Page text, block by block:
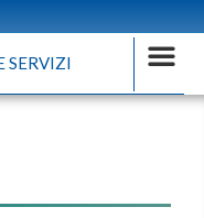
SERVIZI